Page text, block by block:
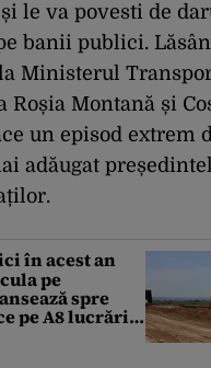
le va povesti de
banii publici.
Ministerul
Roșia Montană și
un episod extrem
adăugat
în acest an
pe
spre
pe A8 lucrările